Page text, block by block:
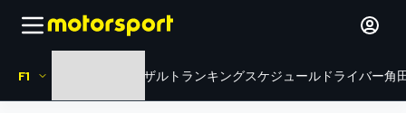
F1 リザルト ランキングスケジュール ドライバー角